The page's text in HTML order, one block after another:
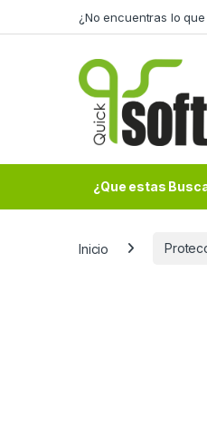
¿No encuentras lo
¿Que estas
Inicio